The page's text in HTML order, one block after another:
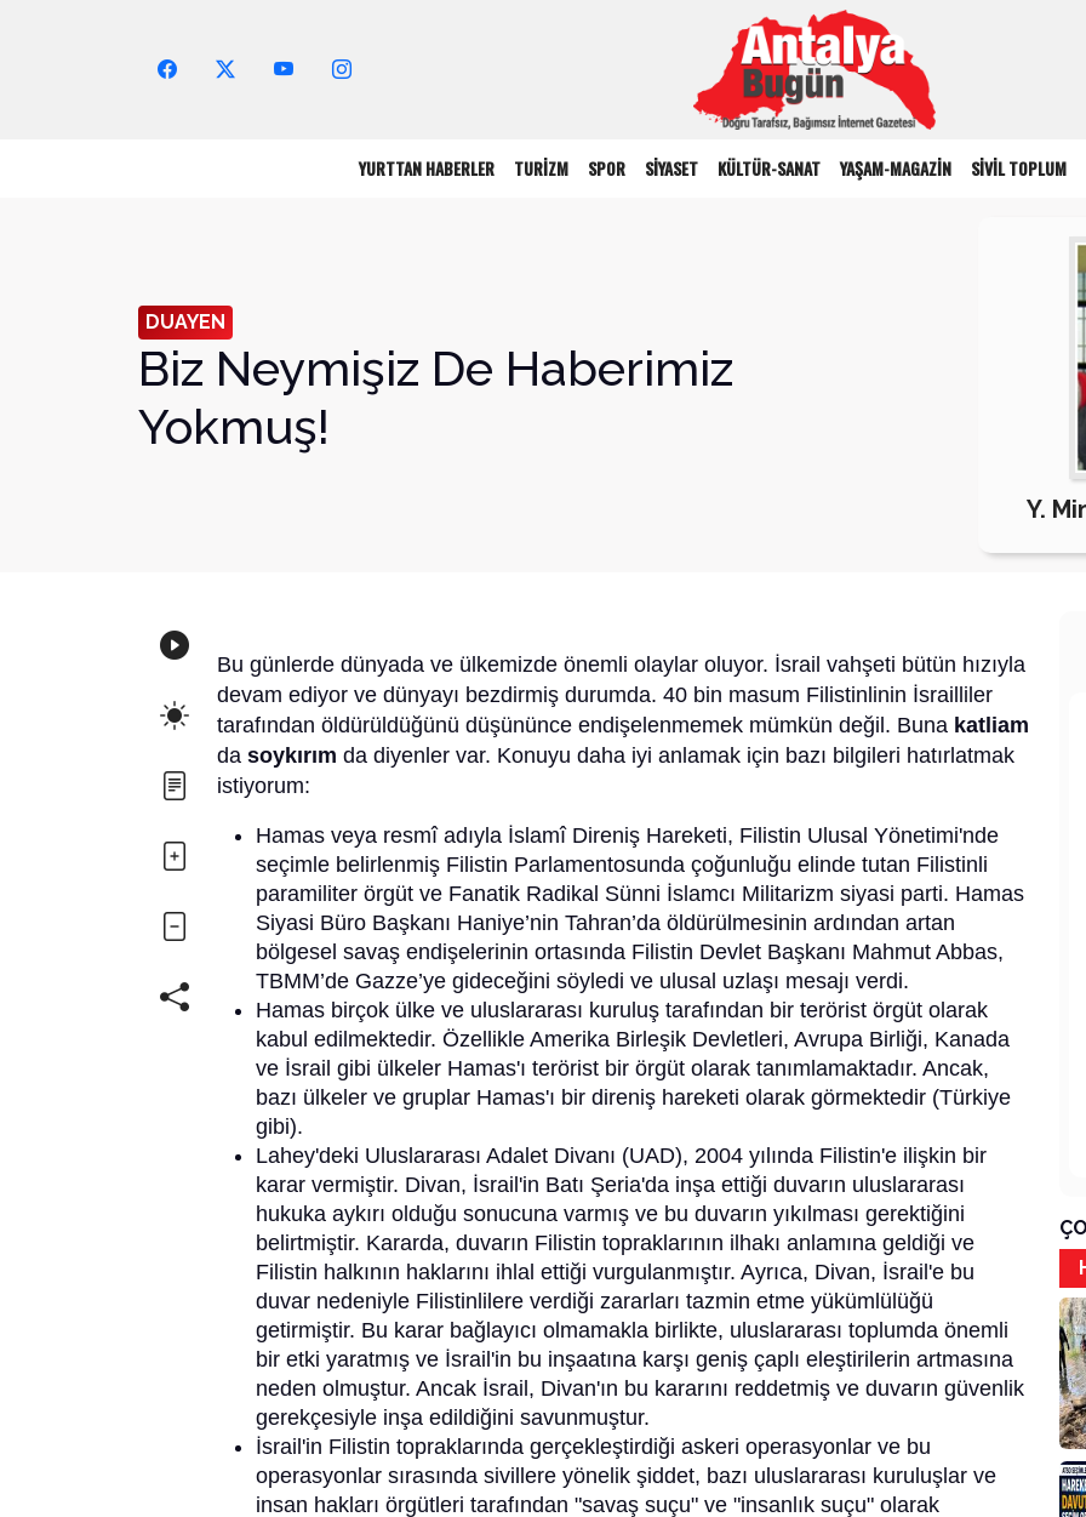
YURTTAN HABERLER TURİZM SPOR SİYASET KÜLTÜR-SANAT YAŞAM-MAGAZİN SİVİL TOPLUM
DUAYEN
Biz Neymişiz De Haberimiz
Yokmuş!
Y.
Bu günlerde dünyada ve ülkemizde önemli olaylar oluyor. İsrail vahşeti bütün hızıyla
devam ediyor ve dünyayı bezdirmiş durumda. 40 bin masum Filistinlinin İsrailliler
tarafından öldürüldüğünü düşününce endişelenmemek mümkün değil. Buna katliam
da soykırım da diyenler var. Konuyu daha iyi anlamak için bazı bilgileri hatırlatmak
istiyorum:
Hamas veya resmî adıyla İslamî Direniş Hareketi, Filistin Ulusal Yönetimi'nde
seçimle belirlenmiş Filistin Parlamentosunda çoğunluğu elinde tutan Filistinli
paramiliter örgüt ve Fanatik Radikal Sünni İslamcı Militarizm siyasi parti. Hamas
Siyasi Büro Başkanı Haniye’nin Tahran’da öldürülmesinin ardından artan
bölgesel savaş endişelerinin ortasında Filistin Devlet Başkanı Mahmut Abbas,
TBMM’de Gazze’ye gideceğini söyledi ve ulusal uzlaşı mesajı verdi.
Hamas birçok ülke ve uluslararası kuruluş tarafından bir terörist örgüt olarak
kabul edilmektedir. Özellikle Amerika Birleşik Devletleri, Avrupa Birliği, Kanada
ve İsrail gibi ülkeler Hamas'ı terörist bir örgüt olarak tanımlamaktadır. Ancak,
bazı ülkeler ve gruplar Hamas'ı bir direniş hareketi olarak görmektedir (Türkiye
gibi).
Lahey'deki Uluslararası Adalet Divanı (UAD), 2004 yılında Filistin'e ilişkin bir
karar vermiştir. Divan, İsrail'in Batı Şeria'da inşa ettiği duvarın uluslararası
hukuka aykırı olduğu sonucuna varmış ve bu duvarın yıkılması gerektiğini
belirtmiştir. Kararda, duvarın Filistin topraklarının ilhakı anlamına geldiği ve
Filistin halkının haklarını ihlal ettiği vurgulanmıştır. Ayrıca, Divan, İsrail'e bu
duvar nedeniyle Filistinlilere verdiği zararları tazmin etme yükümlülüğü
getirmiştir. Bu karar bağlayıcı olmamakla birlikte, uluslararası toplumda önemli
bir etki yaratmış ve İsrail'in bu inşaatına karşı geniş çaplı eleştirilerin artmasına
neden olmuştur. Ancak İsrail, Divan'ın bu kararını reddetmiş ve duvarın güvenlik
gerekçesiyle inşa edildiğini savunmuştur.
İsrail'in Filistin topraklarında gerçekleştirdiği askeri operasyonlar ve bu
operasyonlar sırasında sivillere yönelik şiddet, bazı uluslararası kuruluşlar ve
insan hakları örgütleri tarafından "savaş suçu" ve "insanlık suçu" olarak
Arama Yap!